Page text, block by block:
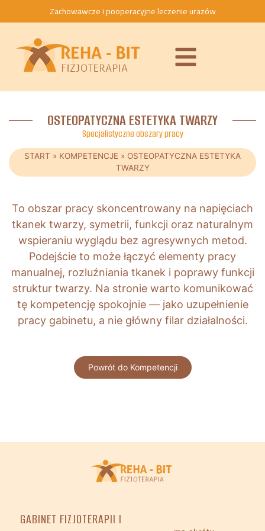
Zachowawcze i pooperacyjne leczenie urazów
OSTEOPATYCZNA ESTETYKA TWARZY
Specjalistyczne obszary pracy
START » KOMPETENCJE » OSTEOPATYCZNA ESTETYKA
TWARZY
To obszar pracy skoncentrowany na napięciach
tkanek twarzy, symetrii, funkcji oraz naturalnym
wspieraniu wyglądu bez agresywnych metod.
Podejście to może łączyć elementy pracy
manualnej, rozluźniania tkanek i poprawy funkcji
struktur twarzy. Na stronie warto komunikować
tę kompetencję spokojnie — jako uzupełnienie
pracy gabinetu, a nie główny filar działalności.
Powrót do Kompetencji
GABINET FIZJOTERAPII I